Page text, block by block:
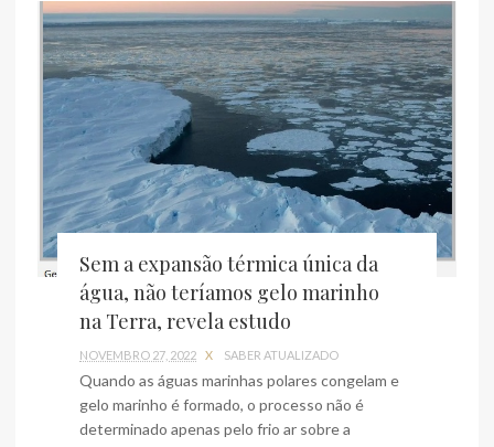
Sem a expansão térmica única da
água, não teríamos gelo marinho
na Terra, revela estudo
NOVEMBRO 27, 2022 X SABER ATUALIZADO
Quando as águas marinhas polares congelam e
gelo marinho é formado, o processo não é
determinado apenas pelo frio ar sobre a